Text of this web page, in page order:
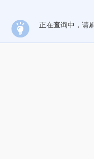
正在查询中，请